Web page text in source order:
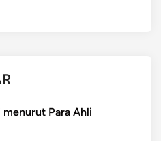
menurut Para Ahli